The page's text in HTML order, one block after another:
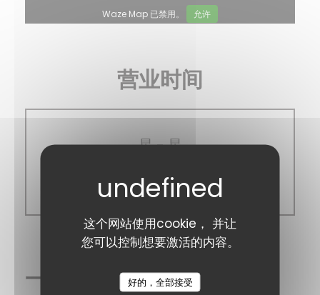
这个网站使用cookie， 并让
您可以控制想要激活的内容。
好的，全部接受
Waze Map 已禁用。 允许
营业时间
星-星
关闭
一般信息 A Taaable